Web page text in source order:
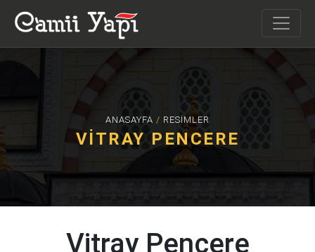
ANASAYFA / RESIMLER
VITRAY PENCERE
Vitray Pencere